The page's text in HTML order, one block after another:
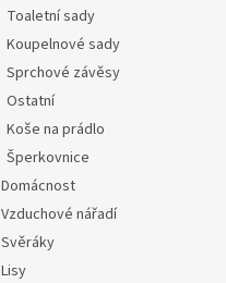
Toaletní sady
Koupelnové sady
Sprchové závěsy
Ostatní
Koše na prádlo
Šperkovnice
Domácnost
Vzduchové nářadí
Svěráky
Lisy